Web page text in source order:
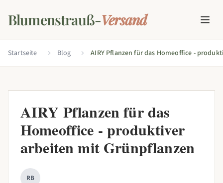
Blumenstrauß-Versand
Startseite Blog
AIRY Pflanzen für das
Homeoffice - produktiver
arbeiten mit Grünpflanzen
RB